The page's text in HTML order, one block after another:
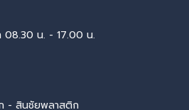
08.30 น. - 17.00 น.
- สินชัยพลาสติก